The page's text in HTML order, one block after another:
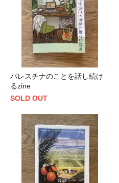
パレスチナのことを話し続け
るzine
SOLD OUT